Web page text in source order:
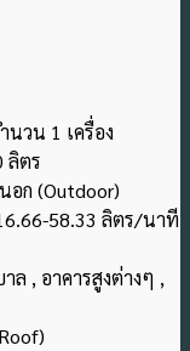
วน 1 เครื่อง
ลิตร
อก (Outdoor)
58.33 ลิตร/นาที
ล , อาคารสูงต่างๆ ,